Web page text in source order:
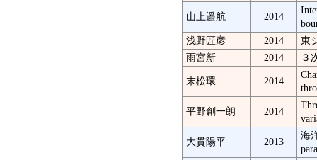
山上遥航 2014
浅野匠彦
2014
東
雨宮新
2014 ３
末松環 2014
平野創一朗 2014
大貫陽平 2013
海